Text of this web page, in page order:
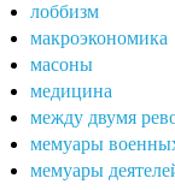
лоббизм
макроэкономика
масоны
медицина
между двумя
мемуары
мемуары